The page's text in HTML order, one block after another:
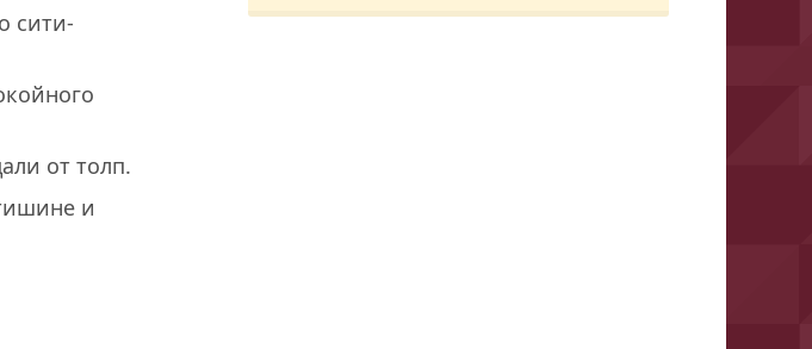
сити-
от толп.
и